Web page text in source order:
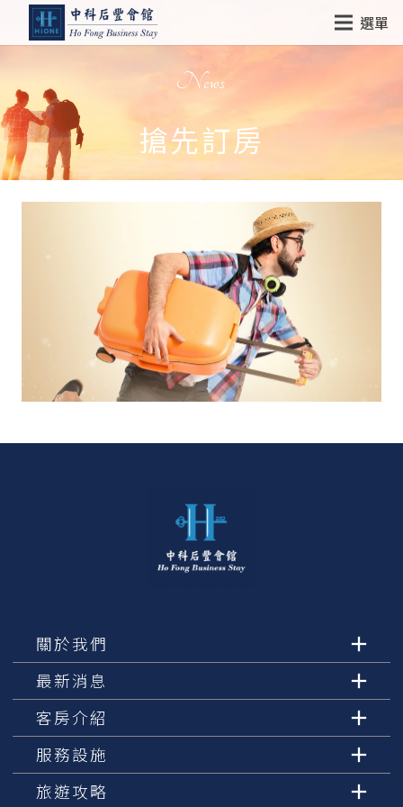
選單
News
搶先訂房
關於我們
最新消息
客房介紹
服務設施
旅遊攻略